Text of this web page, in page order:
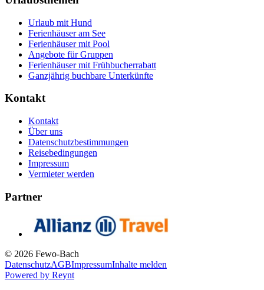
Urlaub mit Hund
Ferienhäuser am See
Ferienhäuser mit Pool
Angebote für Gruppen
Ferienhäuser mit Frühbucherrabatt
Ganzjährig buchbare Unterkünfte
Kontakt
Kontakt
Über uns
Datenschutzbestimmungen
Reisebedingungen
Impressum
Vermieter werden
Partner
© 2026 Fewo-Bach
DatenschutzAGBImpressumInhalte melden
Powered by Reynt